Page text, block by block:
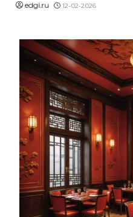
edgi.ru 12-02-2026